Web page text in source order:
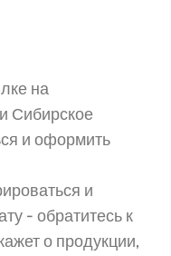
на
Сибирское
и оформить
и
- обратитесь к
о продукции,